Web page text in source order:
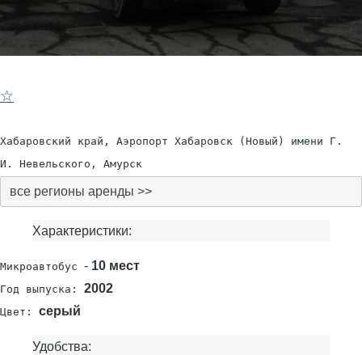
☆
Хабаровский край, Аэропорт Хабаровск (Новый) имени Г.
И. Невельского, Амурск
все регионы аренды >>
Характеристики:
Микроавтобус - 10 мест
Год выпуска: 2002
Цвет: серый
Удобства: